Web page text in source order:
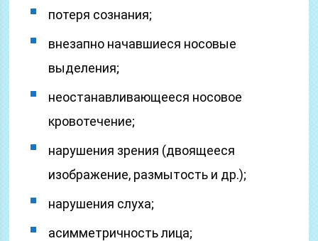
потеря сознания;
внезапно начавшиеся носовые
выделения;
неостанавливающееся носовое
кровотечение;
нарушения зрения (двоящееся
изображение, размытость и др.);
нарушения слуха;
асимметричность лица;